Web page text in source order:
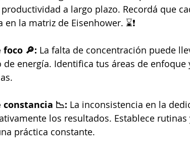
a largo plazo. Recordá que
la matriz de Eisenhower. ⌛❗️
foco 🔎: La falta de concentración puede
de energía. Identifica tus áreas de
constancia 📉: La inconsistencia en la
los resultados. Establece
práctica constante.